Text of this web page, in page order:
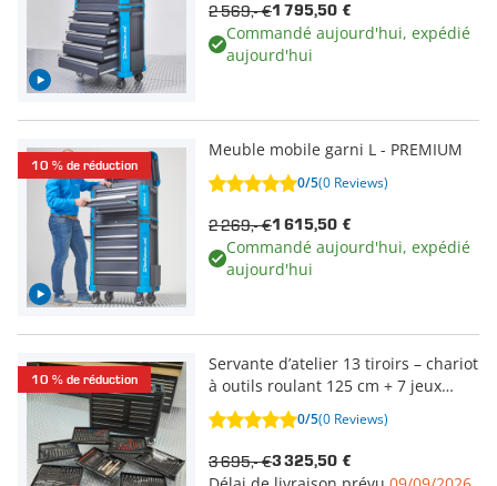
1 795,50 €
2 569,- €
Commandé aujourd'hui, expédié
aujourd'hui
10 % de réduction
Meuble mobile garni L - PREMIUM
0/5(0 Reviews)
1 615,50 €
2 269,- €
Commandé aujourd'hui, expédié
aujourd'hui
10 % de réduction
Servante d’atelier 13 tiroirs – chariot
à outils roulant 125 cm + 7 jeux
d’outils
0/5(0 Reviews)
3 325,50 €
3 695,- €